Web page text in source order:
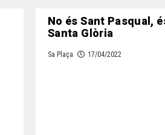
No és Sant Pasqual,
Santa Glòria
Sa Plaça 17/04/2022